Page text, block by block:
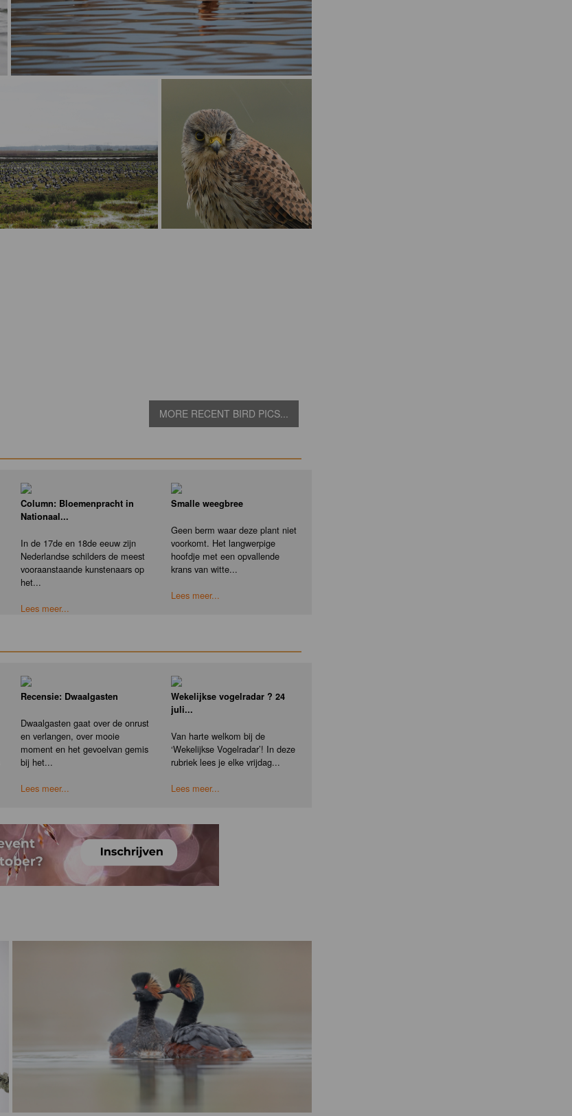
MORE RECENT BIRD PICS...
Column: Bloemenpracht in
Nationaal...
In de 17de en 18de eeuw zijn
Nederlandse schilders de meest
vooraanstaande kunstenaars op
het...
Lees meer...
Smalle weegbree
Geen berm waar deze plant niet
voorkomt. Het langwerpige
hoofdje met een opvallende
krans van witte...
Lees meer...
Recensie: Dwaalgasten
Dwaalgasten gaat over de onrust
en verlangen, over mooie
moment en het gevoelvan gemis
bij het...
Lees meer...
Wekelijkse vogelradar ? 24
juli...
Van harte welkom bij de
‘Wekelijkse Vogelradar’! In deze
rubriek lees je elke vrijdag...
Lees meer...